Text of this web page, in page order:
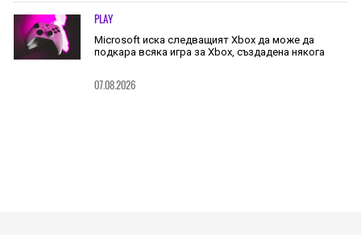
PLAY
Microsoft иска следващият Xbox да може да
подкара всяка игра за Xbox, създадена някога
07.08.2026